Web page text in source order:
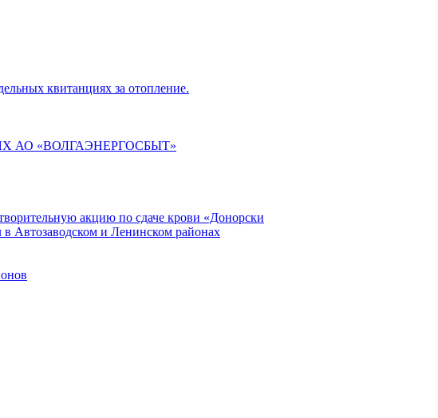
квитанциях за отопление.
АО «ВОЛГАЭНЕРГОСБЫТ»
акцию по сдаче крови «Донорски
Автозаводском и Ленинском районах